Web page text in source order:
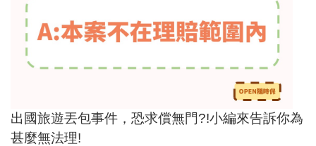
出國旅遊丟包事件，恐求償無門?!小編來告訴你為
甚麼無法理!